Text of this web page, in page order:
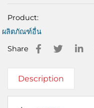
Product:
ผลิตภัณฑ์อื่น
Share
Description